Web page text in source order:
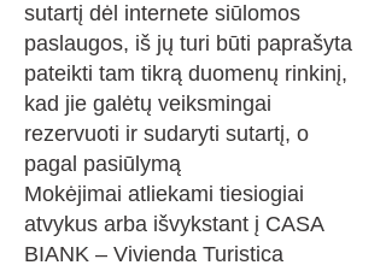
sutartį dėl internete siūlomos
paslaugos, iš jų turi būti paprašyta
pateikti tam tikrą duomenų rinkinį,
kad jie galėtų veiksmingai
rezervuoti ir sudaryti sutartį, o
pagal pasiūlymą
Mokėjimai atliekami tiesiogiai
atvykus arba išvykstant į CASA
BIANK – Vivienda Turistica